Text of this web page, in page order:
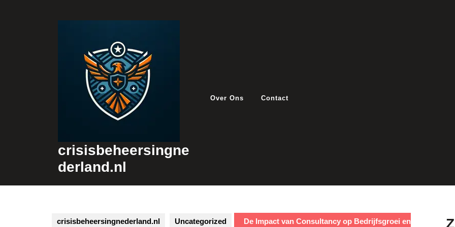
crisisbeheersingne
derland.nl
Over Ons Contact
crisisbeheersingnederland.nl Uncategorized De Impact van Consultancy op Bedrijfsgroei en